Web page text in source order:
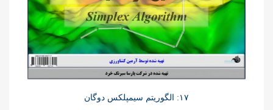
۱۷: الگوریتم سیمپلکس دوگان